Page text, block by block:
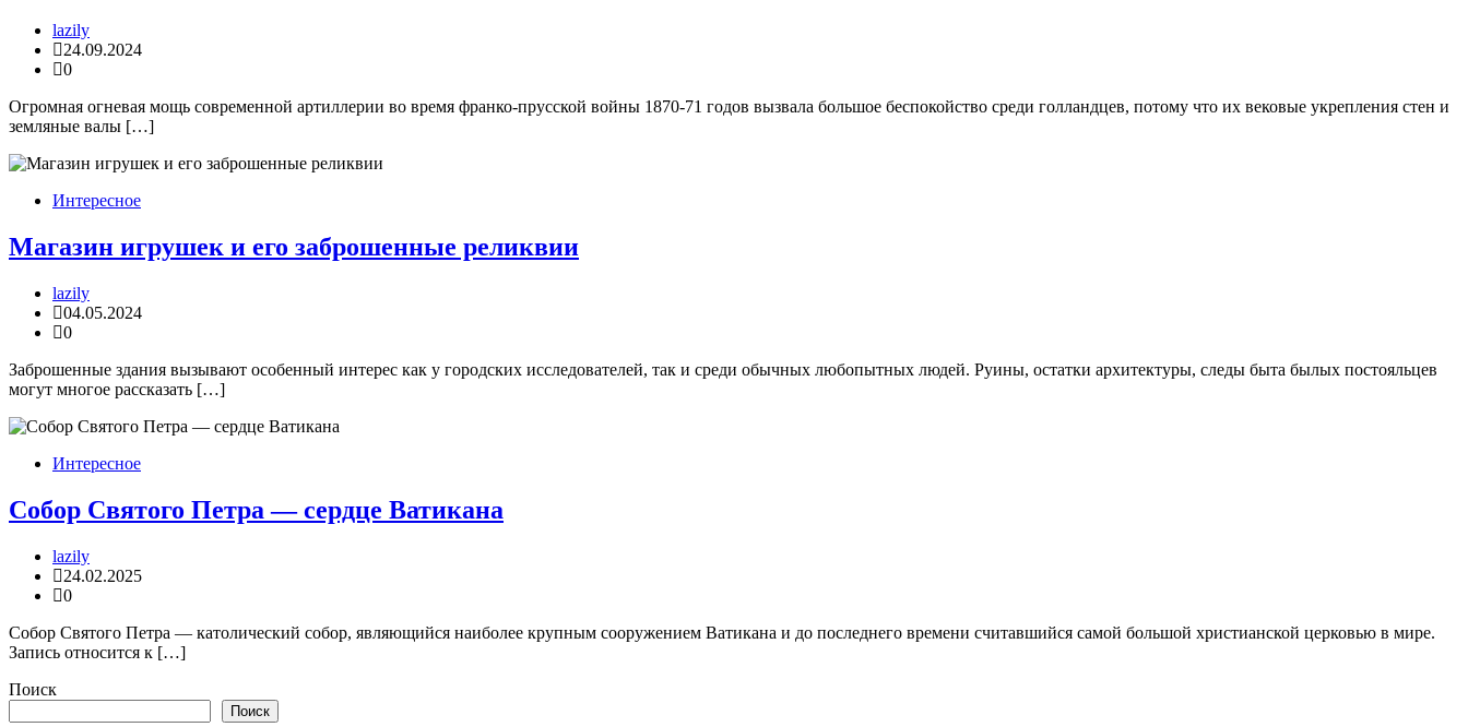
lazily
24.09.2024
0
Огромная огневая мощь современной артиллерии во время франко-прусской войны 1870-71 годов вызвала большое беспокойство среди голландцев, потому что их вековые укрепления стен и
земляные валы […]
Интересное
Магазин игрушек и его заброшенные реликвии
lazily
04.05.2024
0
Заброшенные здания вызывают особенный интерес как у городских исследователей, так и среди обычных любопытных людей. Руины, остатки архитектуры, следы быта былых постояльцев
могут многое рассказать […]
Интересное
Собор Святого Петра — сердце Ватикана
lazily
24.02.2025
0
Собор Святого Петра — католический собор, являющийся наиболее крупным сооружением Ватикана и до последнего времени считавшийся самой большой христианской церковью в мире.
Запись относится к […]
Поиск
Поиск